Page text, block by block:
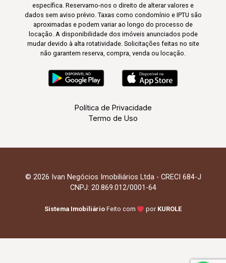
específica. Reservamo-nos o direito de alterar valores e
dados sem aviso prévio. Taxas como condomínio e IPTU são
aproximadas e podem variar ao longo do processo de
locação. A disponibilidade dos imóveis anunciados pode
mudar devido à alta rotatividade. Solicitações feitas no site
não garantem reserva, compra, venda ou locação.
Política de Privacidade
Termo de Uso
© 2026 Ivan Negócios Imobiliários Ltda - CRECI 684-J
CNPJ: 20.869.012/0001-64
Sistema Imobiliário Feito com por KUROLE